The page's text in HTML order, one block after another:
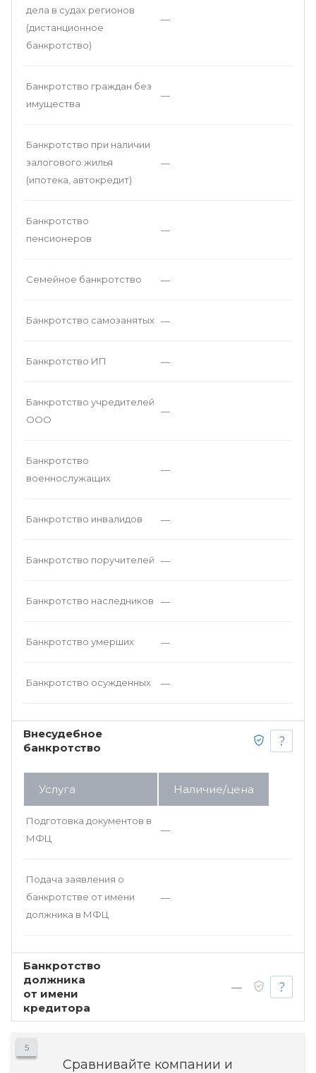
дела в судах регионов
(дистанционное
банкротство)
—
Банкротство граждан без
имущества
—
Банкротство при наличии
залогового жилья
(ипотека, автокредит)
—
Банкротство
пенсионеров
—
Семейное банкротство —
Банкротство самозанятых —
Банкротство ИП —
Банкротство учредителей
ООО
—
Банкротство
военнослужащих
—
Банкротство инвалидов —
Банкротство поручителей —
Банкротство наследников —
Банкротство умерших —
Банкротство осужденных —
Внесудебное
банкротство
Услуга Наличие/цена
Подготовка документов в
МФЦ
—
Подача заявления о
банкротстве от имени
должника в МФЦ
—
Банкротство
должника
от имени
кредитора
—
5
Сравнивайте компании и